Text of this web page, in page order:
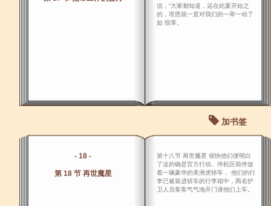
说，“大家都知道，远在此案开始之
的，塔恩就一直对我们的一举一动了
如 指掌。
加书签
- 18 -
第 18 节 再世魔星
第十八节 再世魔星 很快他们便明白
了这的确是官方行动。停机区前停放
着一辆豪华的美洲虎轿车， 他们的行
李已被装进轿车的行李箱中，两名护
卫人员客客气气地开门请他们上车。